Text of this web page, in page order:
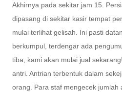
Akhirnya pada sekitar jam 15.
dipasang di sekitar kasir tempat
mulai terlihat gelisah. Ini pasti
berkumpul, terdengar ada
tiba, kami akan mulai jual
antri. Antrian terbentuk dalam
orang. Para staf mengecek jumlah